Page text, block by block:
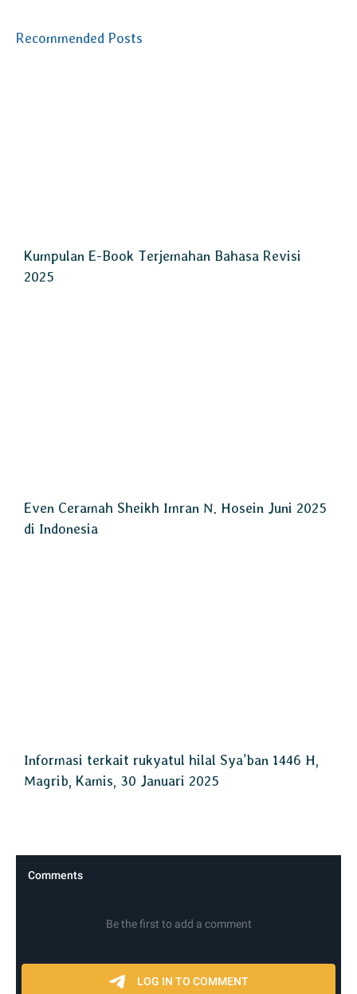
Recommended Posts
Kumpulan E-Book Terjemahan Bahasa Revisi
2025
Even Ceramah Sheikh Imran N. Hosein Juni 2025
di Indonesia
Informasi terkait rukyatul hilal Sya’ban 1446 H,
Magrib, Kamis, 30 Januari 2025